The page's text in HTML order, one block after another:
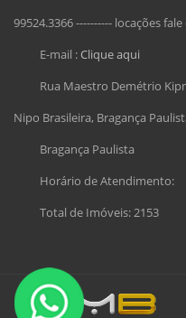
99524.3366 ---------- locações
E-mail :Clique aqui
Rua Maestro Demétrio
Nipo Brasileira, Bragança
Bragança Paulista
Horário de Atendimento:
Total de Imóveis: 2153